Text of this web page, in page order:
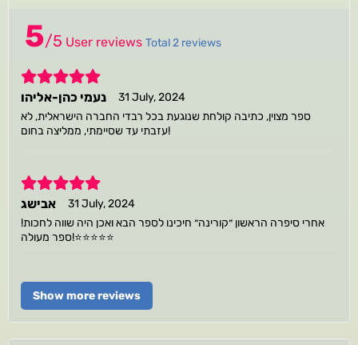
5/5 User reviews Total 2 reviews
5
נעמי כהן-אליהו
31 July, 2024
ספר מצוין, כתיבה קולחת שנוגעת בכל רבדי החברה הישראלית, לא
עזבתי עד שסיימתי, ממליצה בחום!
5
אבישג
31 July, 2024
אחרי סיפרה הראשון ״קורינה״ חיכינו לספר הבא ואכן היה שווה לחכות!
ספר מעולה!⭐️⭐️⭐️⭐️⭐️
Show more reviews